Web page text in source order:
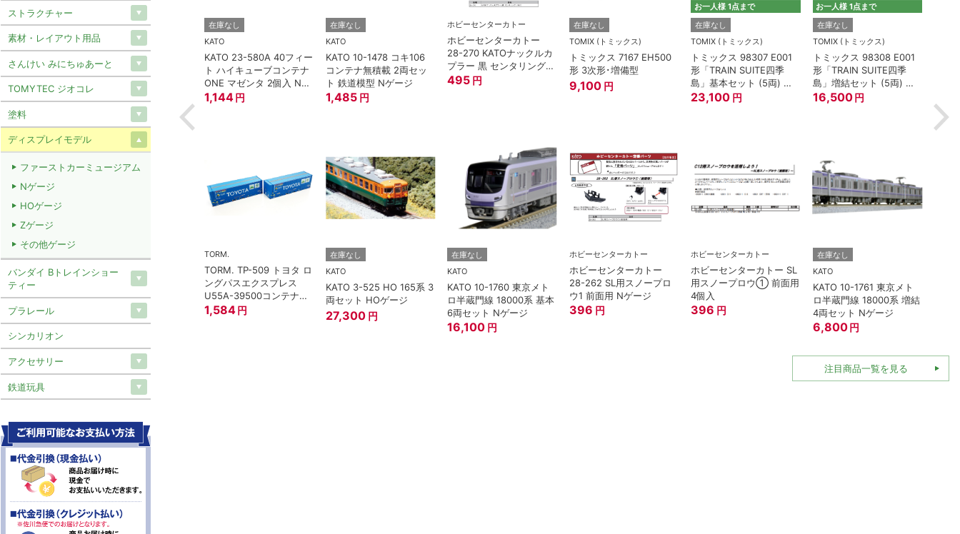
車間短縮ナ
ラー灰 (ボギー
TOMIX (トミックス)
トミックス JS21 集電シ
ュー
297 円
ックス)
97949 特企
貨車 ＪＲ東日
プ 8両セット
円
在庫なし
KATO
KATO 23-580A 40フィー
ト ハイキューブコンテナ
ONE マゼンタ 2個入 Nゲ
ージ
1,144 円
在庫なし
KATO
KATO 10-1478 コキ106
コンテナ無積載 2両セッ
ト 鉄道模型 Nゲージ
1,485 円
ホビーセンターカトー
ホビーセンターカトー
28-270 KATOナックルカ
プラー 黒 センタリングバ
ネ付 (10個入り） Nゲー
495 円
在庫なし
TOMIX (トミックス)
トミックス 7167 EH500
形 3次形･増備型
9,100 円
お一人様 1点まで
在庫なし
TOMIX (トミックス)
トミックス 98307 E001
形「TRAIN SUITE四季
島」基本セット (5両) 鉄
道模型
23,100 円
お一人様 1点まで
在庫なし
TOMIX (トミックス)
トミックス 98308 E001
形「TRAIN SUITE四季
島」増結セット (5両) 鉄
道模型
16,500 円
TORM.
TORM. TP-509 トヨタ ロ
ングパスエクスプレス
U55A-39500コンテナ②
2個入
1,584 円
在庫なし
KATO
KATO 3-525 HO 165系 3
両セット HOゲージ
27,300 円
在庫なし
KATO
KATO 10-1760 東京メト
ロ半蔵門線 18000系 基本
6両セット Nゲージ
16,100 円
ホビーセンターカトー
ホビーセンターカトー
28-262 SL用スノープロ
ウ1 前面用 Nゲージ
396 円
ホビーセンターカトー
ホビーセンターカトー SL
用スノープロウ① 前面用
4個入
396 円
在庫なし
KATO
KATO 10-1761 東京メト
ロ半蔵門線 18000系 増結
4両セット Nゲージ
6,800 円
注目商品一覧を見る
ストラクチャー
素材・レイアウト用品
さんけい みにちゅあーと
TOMYTEC ジオコレ
塗料
ディスプレイモデル
ファーストカーミュージアム
Nゲージ
HOゲージ
Zゲージ
その他ゲージ
バンダイ Bトレインショー
ティー
プラレール
シンカリオン
アクセサリー
鉄道玩具